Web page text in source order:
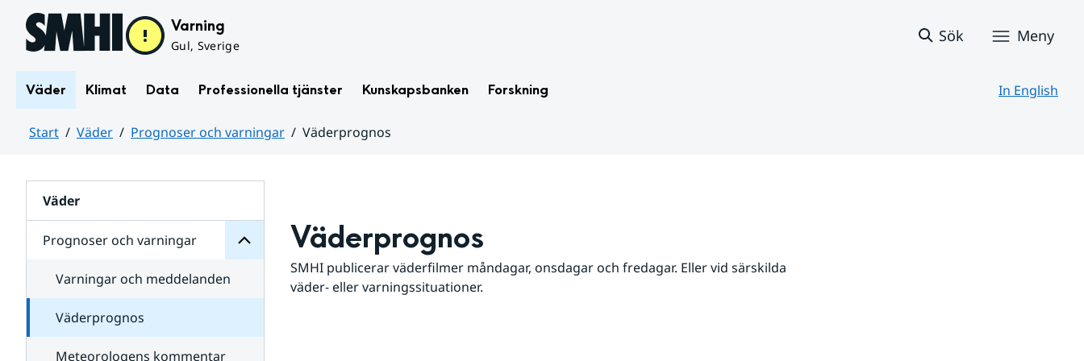
Hoppa till sidans innehåll Varning
Gul, Sverige
Sök Meny
Väder Klimat Data Professionella tjänster Kunskapsbanken Forskning In English
Start Väder Prognoser och varningar
Väderprognos
Väder
Prognoser och varningar
för
varningar
Varningar och meddelanden
Väderprognos
Meteorologens kommentar
Väderprognos
SMHI publicerar väderfilmer måndagar, onsdagar och fredagar. Eller vid särskilda
väder- eller varningssituationer.